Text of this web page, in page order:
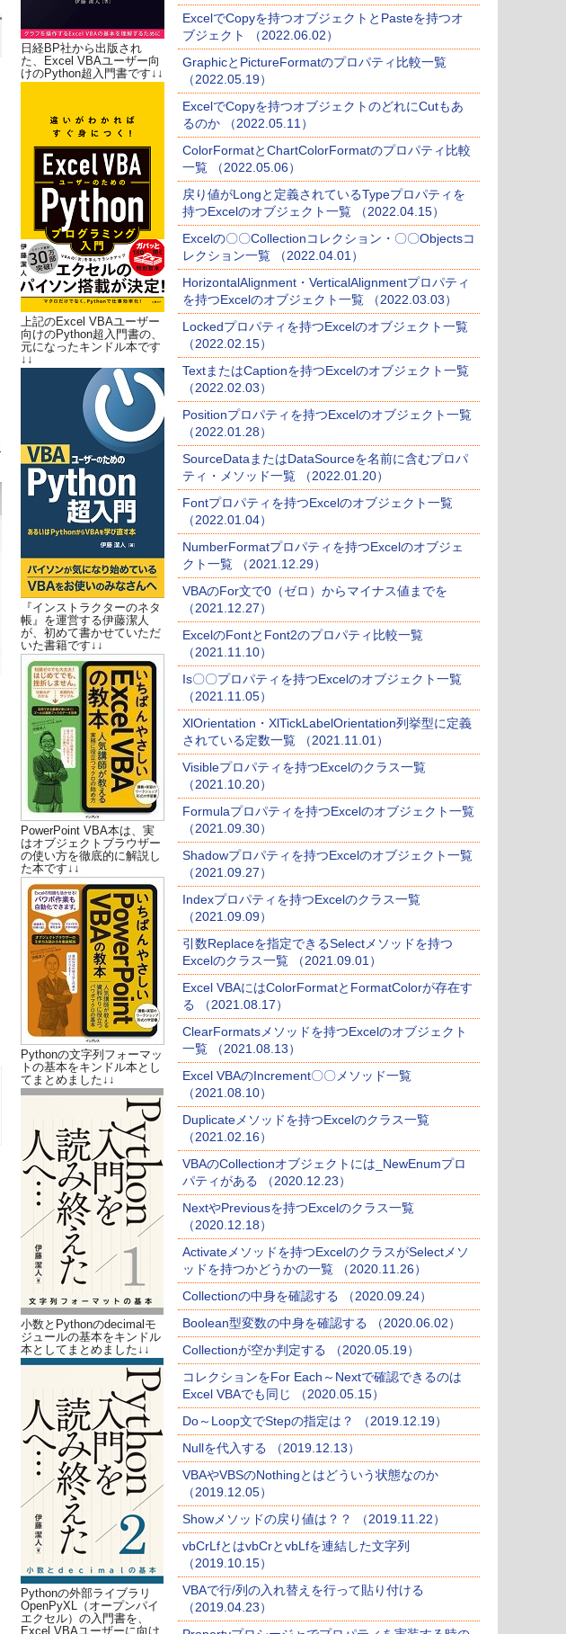
日経BP社から出版され
た、Excel VBAユーザー向
けのPython超入門書です↓↓
上記のExcel VBAユーザー
向けのPython超入門書の、
元になったキンドル本です
↓↓
『インストラクターのネタ
帳』を運営する伊藤潔人
が、初めて書かせていただ
いた書籍です↓↓
PowerPoint VBA本は、実
はオブジェクトブラウザー
の使い方を徹底的に解説し
た本です↓↓
Pythonの文字列フォーマッ
トの基本をキンドル本とし
てまとめました↓↓
小数とPythonのdecimalモ
ジュールの基本をキンドル
本としてまとめました↓↓
Pythonの外部ライブラリ
OpenPyXL（オープンパイ
エクセル）の入門書を、
Excel VBAユーザーに向け
ExcelでCopyを持つオブジェクトとPasteを持つオ
ブジェクト （2022.06.02）
GraphicとPictureFormatのプロパティ比較一覧
（2022.05.19）
ExcelでCopyを持つオブジェクトのどれにCutもあ
るのか （2022.05.11）
ColorFormatとChartColorFormatのプロパティ比較
一覧 （2022.05.06）
戻り値がLongと定義されているTypeプロパティを
持つExcelのオブジェクト一覧 （2022.04.15）
Excelの〇〇Collectionコレクション・〇〇Objectsコ
レクション一覧 （2022.04.01）
HorizontalAlignment・VerticalAlignmentプロパティ
を持つExcelのオブジェクト一覧 （2022.03.03）
Lockedプロパティを持つExcelのオブジェクト一覧
（2022.02.15）
TextまたはCaptionを持つExcelのオブジェクト一覧
（2022.02.03）
Positionプロパティを持つExcelのオブジェクト一覧
（2022.01.28）
SourceDataまたはDataSourceを名前に含むプロパ
ティ・メソッド一覧 （2022.01.20）
Fontプロパティを持つExcelのオブジェクト一覧
（2022.01.04）
NumberFormatプロパティを持つExcelのオブジェ
クト一覧 （2021.12.29）
VBAのFor文で0（ゼロ）からマイナス値までを
（2021.12.27）
ExcelのFontとFont2のプロパティ比較一覧
（2021.11.10）
Is〇〇プロパティを持つExcelのオブジェクト一覧
（2021.11.05）
XlOrientation・XlTickLabelOrientation列挙型に定義
されている定数一覧 （2021.11.01）
Visibleプロパティを持つExcelのクラス一覧
（2021.10.20）
Formulaプロパティを持つExcelのオブジェクト一覧
（2021.09.30）
Shadowプロパティを持つExcelのオブジェクト一覧
（2021.09.27）
Indexプロパティを持つExcelのクラス一覧
（2021.09.09）
引数Replaceを指定できるSelectメソッドを持つ
Excelのクラス一覧 （2021.09.01）
Excel VBAにはColorFormatとFormatColorが存在す
る （2021.08.17）
ClearFormatsメソッドを持つExcelのオブジェクト
一覧 （2021.08.13）
Excel VBAのIncrement〇〇メソッド一覧
（2021.08.10）
Duplicateメソッドを持つExcelのクラス一覧
（2021.02.16）
VBAのCollectionオブジェクトには_NewEnumプロ
パティがある （2020.12.23）
NextやPreviousを持つExcelのクラス一覧
（2020.12.18）
Activateメソッドを持つExcelのクラスがSelectメソ
ッドを持つかどうかの一覧 （2020.11.26）
Collectionの中身を確認する （2020.09.24）
Boolean型変数の中身を確認する （2020.06.02）
Collectionが空か判定する （2020.05.19）
コレクションをFor Each～Nextで確認できるのは
Excel VBAでも同じ （2020.05.15）
Do～Loop文でStepの指定は？ （2019.12.19）
Nullを代入する （2019.12.13）
VBAやVBSのNothingとはどういう状態なのか
（2019.12.05）
Showメソッドの戻り値は？？ （2019.11.22）
vbCrLfとはvbCrとvbLfを連結した文字列
（2019.10.15）
VBAで行/列の入れ替えを行って貼り付ける
（2019.04.23）